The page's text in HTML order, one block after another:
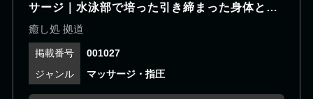
サージ｜水泳部で培った引き締まった身体と、
端正なルックスが魅力の爽やか系セラピスト
癒し処 拠道
001027
マッサージ・指圧